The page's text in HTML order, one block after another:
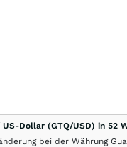
Dollar (GTQ/USD) in 52
bei der Währung